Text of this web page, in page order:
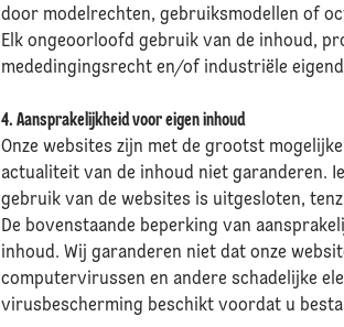
door modelrechten, gebruiksmodellen of
Elk ongeoorloofd gebruik van de inhoud,
mededingingsrecht en/of industriële
4. Aansprakelijkheid voor eigen inhoud
Onze websites zijn met de grootst
actualiteit van de inhoud niet garanderen.
gebruik van de websites is uitgesloten,
De bovenstaande beperking van
inhoud. Wij garanderen niet dat onze
computervirussen en andere schadelijke
virusbescherming beschikt voordat u